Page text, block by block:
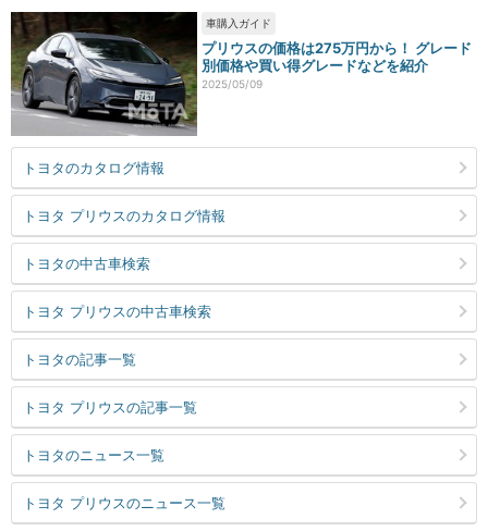
車購入ガイド
プリウスの価格は275万円から！ グレード
別価格や買い得グレードなどを紹介
2025/05/09
トヨタのカタログ情報
トヨタ プリウスのカタログ情報
トヨタの中古車検索
トヨタ プリウスの中古車検索
トヨタの記事一覧
トヨタ プリウスの記事一覧
トヨタのニュース一覧
トヨタ プリウスのニュース一覧